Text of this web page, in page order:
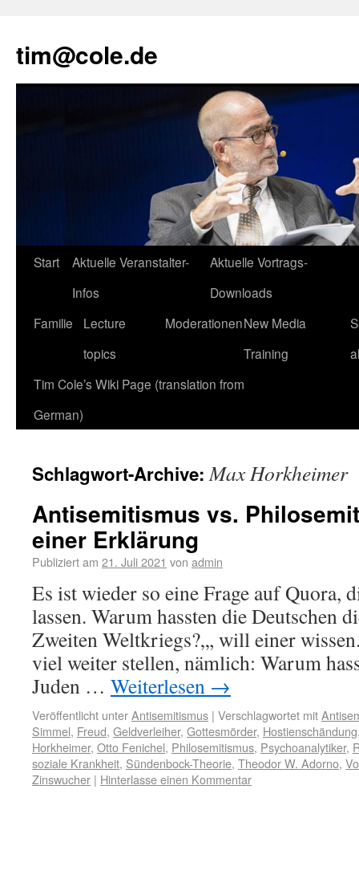
tim@cole.de
Start
Aktuelle Veranstalter-
Infos
Aktuelle Vortrags-
Downloads
Familie
Lecture
topics
ModerationenNew Media
Training
Tim Cole’s Wiki Page (translation from
German)
Schlagwort-Archive:Max Horkheimer
Antisemitismus vs.
einer Erklärung
Publiziert am 21. Juli 2021 von admin
Es ist wieder so eine Frage auf Quora,
lassen. Warum hassten die Deutschen
Zweiten Weltkriegs?„, will einer
viel weiter stellen, nämlich: Warum
Juden … Weiterlesen →
Veröffentlicht unterAntisemitismus | Verschlagwortet mit
Simmel, Freud, Geldverleiher, Gottesmörder, Hostienschändung
Horkheimer, Otto Fenichel, Philosemitismus, Psychoanalytiker,
soziale Krankheit, Sündenbock-Theorie, Theodor W. Adorno,
Zinswucher | Hinterlasse einen Kommentar